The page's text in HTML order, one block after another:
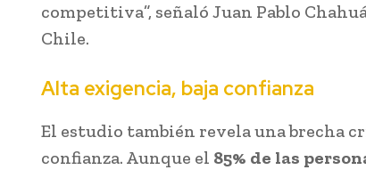
competitiva”, señaló Juan Pablo
Chile.
Alta exigencia, baja confianza
El estudio también revela una brecha
confianza. Aunque el 85% de las